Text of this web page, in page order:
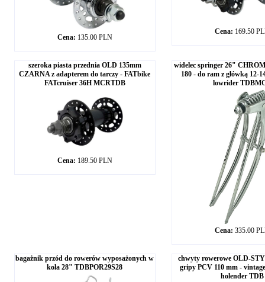
Cena: 135.00 PLN
Cena: 169.50
szeroka piasta przednia OLD 135mm
CZARNA z adapterem do tarczy - FATbike
FATcruiser 36H MCRTDB
Cena: 189.50 PLN
widelec springer 26"
180 - do ram z główką 12-
lowrider
Cena: 335.00
bagażnik przód do rowerów wyposażonych w
koła 28" TDBPOR29S28
chwyty rowerowe OLD-
gripy PCV 110 mm -
holender TDB